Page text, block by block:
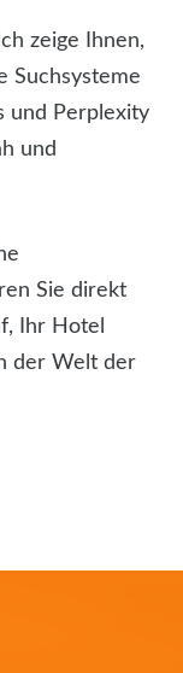
zeige Ihnen,
Suchsysteme
und Perplexity
und
Sie direkt
Ihr Hotel
der Welt der